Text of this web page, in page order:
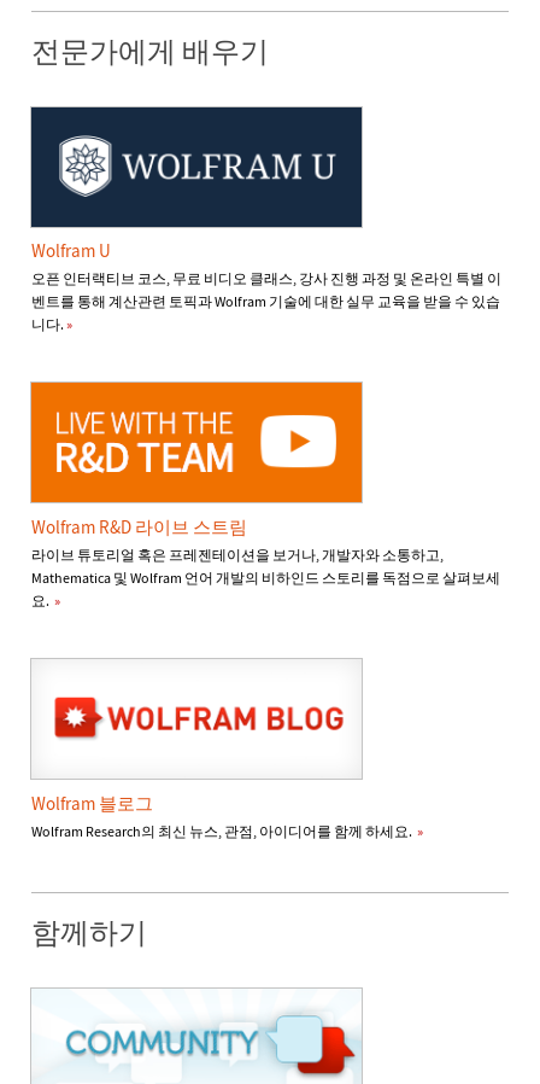
전문가에게 배우기
Wolfram U
오픈 인터랙티브 코스, 무료 비디오 클래스, 강사 진행 과정 및 온라인 특별 이
벤트를 통해 계산관련 토픽과 Wolfram 기술에 대한 실무 교육을 받을 수 있습
니다. »
Wolfram R&D 라이브 스트림
라이브 튜토리얼 혹은 프레젠테이션을 보거나, 개발자와 소통하고,
Mathematica 및 Wolfram 언어 개발의 비하인드 스토리를 독점으로 살펴보세
요. »
Wolfram 블로그
Wolfram Research의 최신 뉴스, 관점, 아이디어를 함께 하세요. »
함께하기